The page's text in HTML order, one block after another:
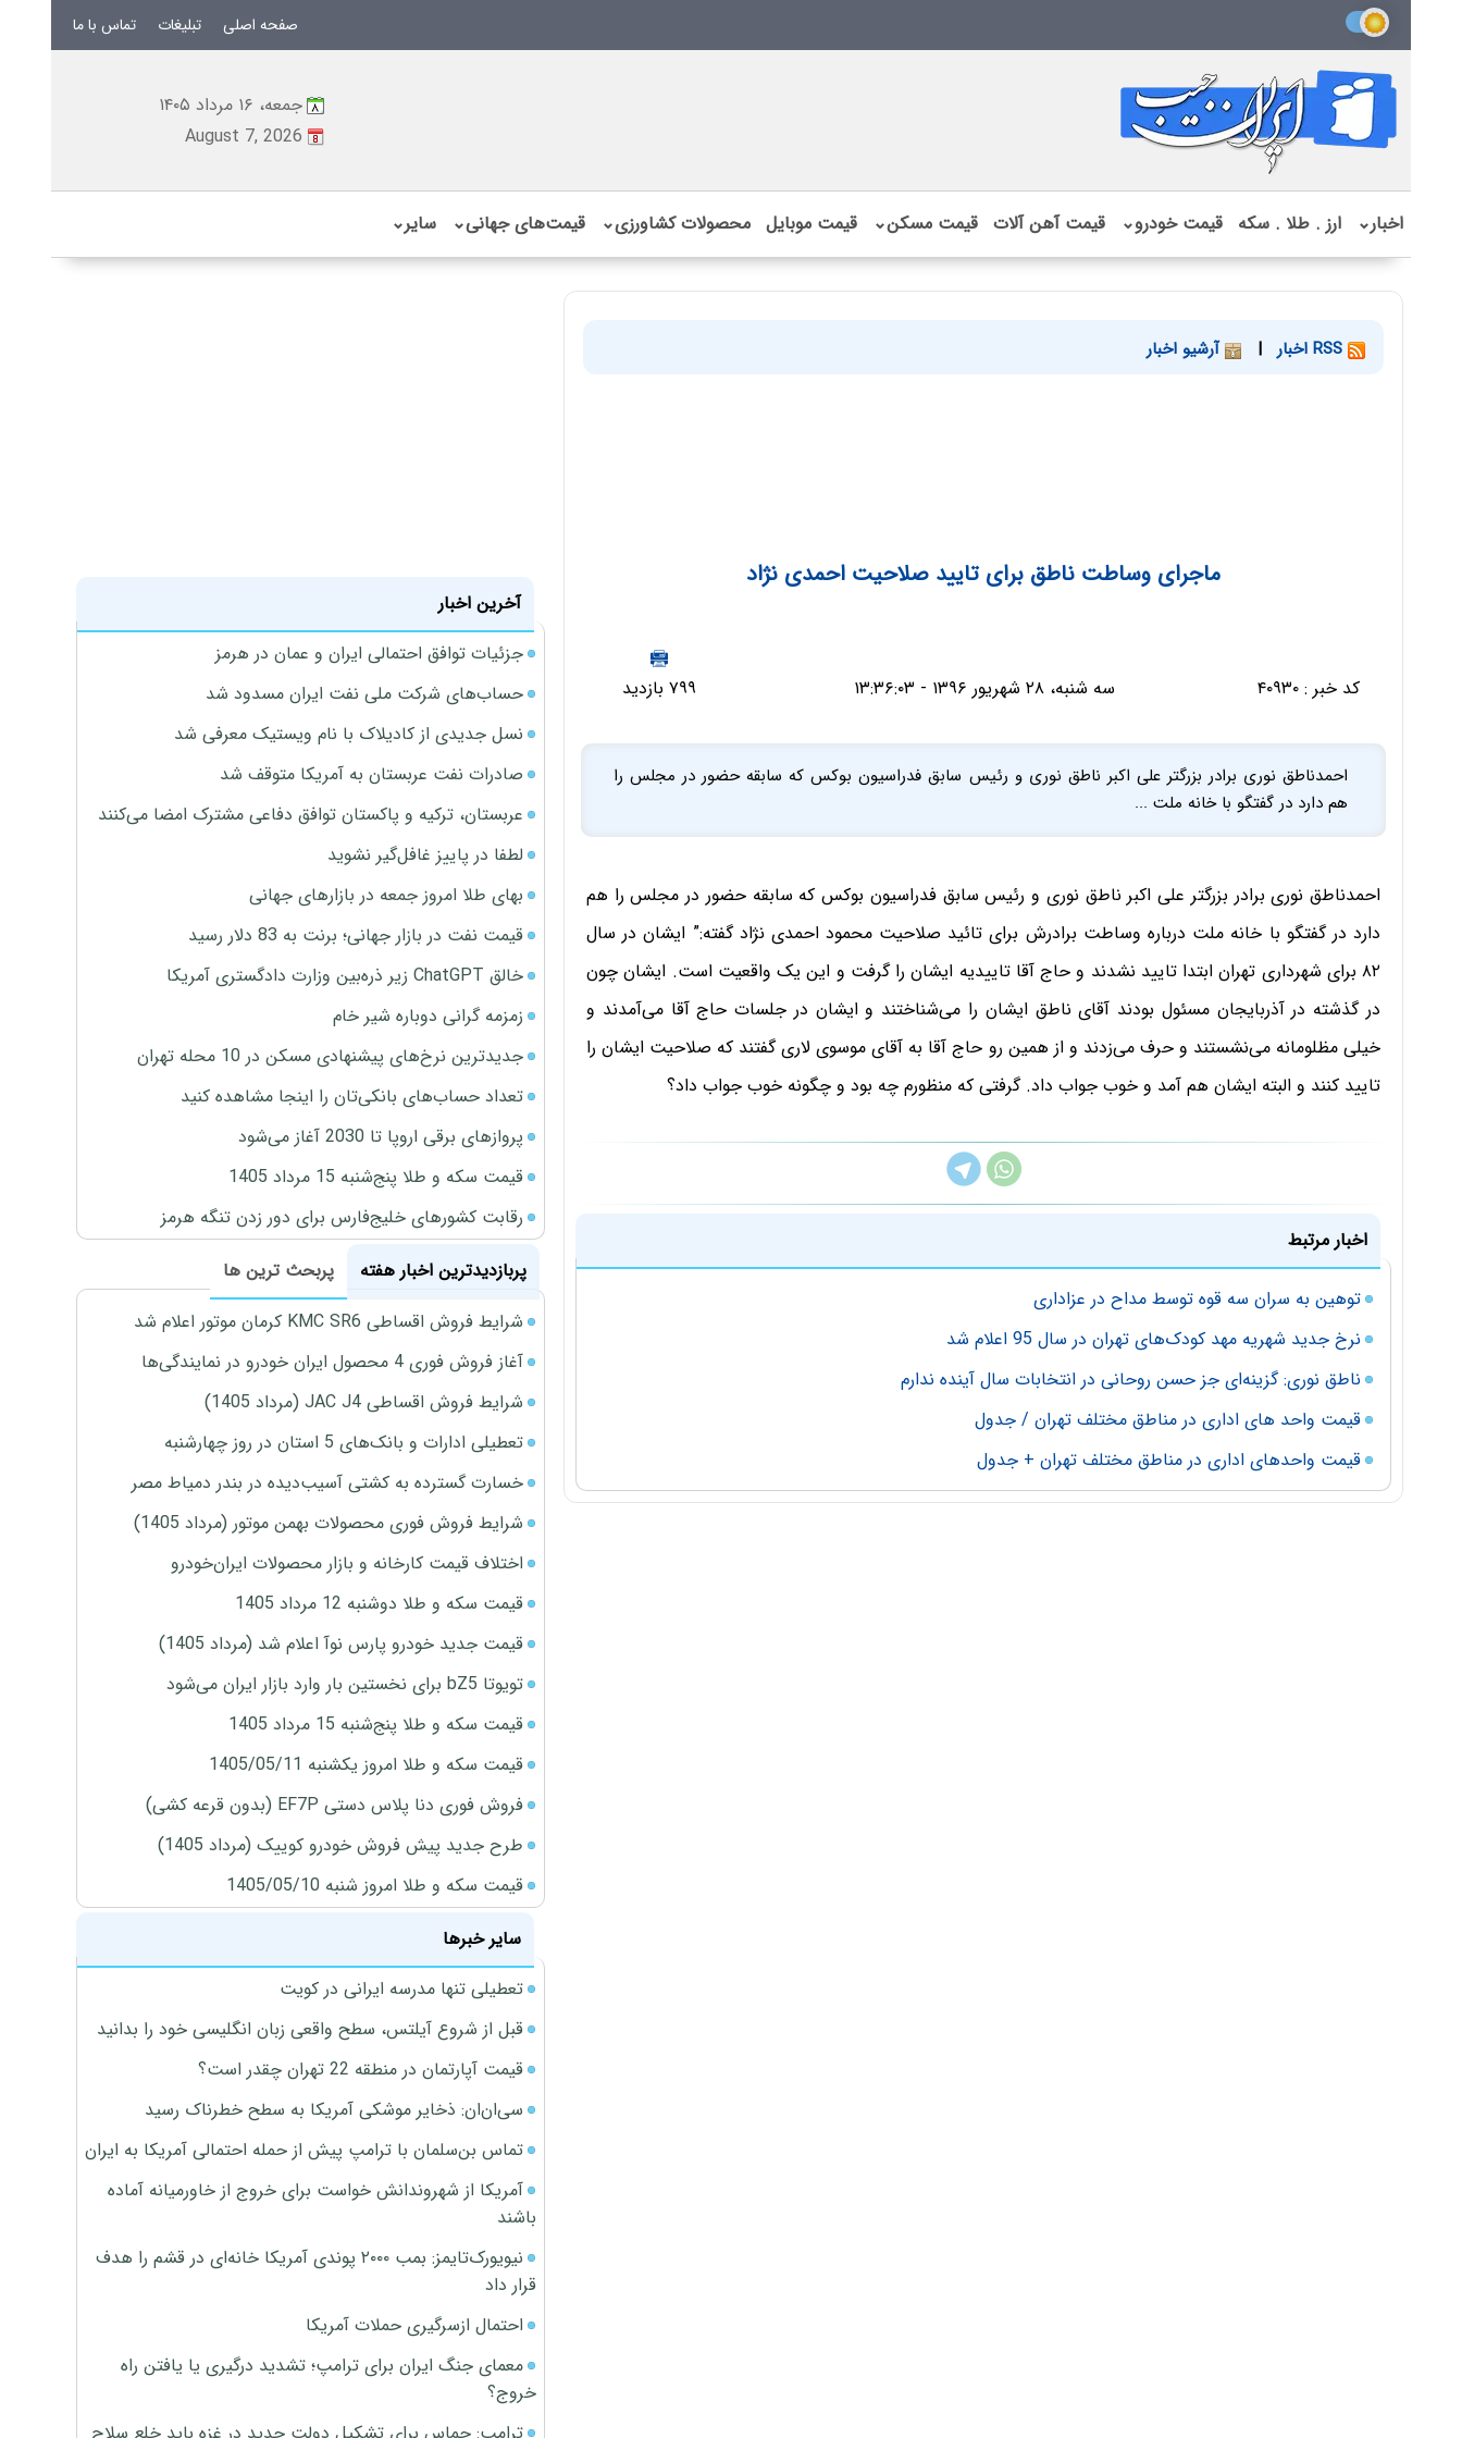
صفحه اصلی تبلیغات تماس با ما
جمعه، ۱۶ مرداد ۱۴۰۵
August 7, 2026
اخبار⌄ ارز . طلا . سکه قیمت خودرو⌄ قیمت آهن آلات قیمت مسکن⌄ قیمت موبایل محصولات کشاورزی⌄ قیمت‌های جهانی⌄ سایر⌄
| آرشیو اخبار
ماجرای وساطت ناطق برای تایید صلاحیت احمدی نژاد
کد خبر : ۴۰۹۳۰ سه شنبه، ۲۸ شهریور ۱۳۹۶ - ۱۳:۳۶:۰۳ ۷۹۹ بازدید
احمدناطق نوری برادر بزرگتر علی اکبر ناطق نوری و رئیس سابق فدراسیون بوکس که سابقه حضور در مجلس را
هم دارد در گفتگو با خانه ملت ...
احمدناطق نوری برادر بزرگتر علی اکبر ناطق نوری و رئیس سابق فدراسیون بوکس که سابقه حضور در مجلس را هم
دارد در گفتگو با خانه ملت درباره وساطت برادرش برای تائید صلاحیت محمود احمدی نژاد گفته:” ایشان در سال
۸۲ برای شهرداری تهران ابتدا تایید نشدند و حاج آقا تاییدیه ایشان را گرفت و این یک واقعیت است. ایشان چون
در گذشته در آذربایجان مسئول بودند آقای ناطق ایشان را می‌شناختند و ایشان در جلسات حاج آقا می‌آمدند و
خیلی مظلومانه می‌نشستند و حرف می‌زدند و از همین رو حاج آقا به آقای موسوی لاری گفتند که صلاحیت ایشان را
تایید کنند و البته ایشان هم آمد و خوب جواب داد. گرفتی که منظورم چه بود و چگونه خوب جواب داد؟
اخبار مرتبط
توهین به سران سه قوه توسط مداح در عزاداری
نرخ جدید شهریه مهد کودک‌های تهران در سال 95 اعلام شد
ناطق نوری: گزینه‌ای جز حسن روحانی در انتخابات سال آینده ندارم
قیمت واحد های اداری در مناطق مختلف تهران / جدول
قیمت واحدهای اداری در مناطق مختلف تهران + جدول
آخرین اخبار
جزئیات توافق احتمالی ایران و عمان در هرمز
حساب‌های شرکت ملی نفت ایران مسدود شد
نسل جدیدی از کادیلاک با نام ویستیک معرفی شد
صادرات نفت عربستان به آمریکا متوقف شد
عربستان، ترکیه و پاکستان توافق دفاعی مشترک امضا می‌کنند
لطفا در پاییز غافل‌گیر نشوید
بهای طلا امروز جمعه در بازارهای جهانی
قیمت نفت در بازار جهانی؛ برنت به 83 دلار رسید
خالق ChatGPT زیر ذره‌بین وزارت دادگستری آمریکا
زمزمه گرانی دوباره شیر خام
جدیدترین نرخ‌های پیشنهادی مسکن در 10 محله تهران
تعداد حساب‌های بانکی‌تان را اینجا مشاهده کنید
پروازهای برقی اروپا تا 2030 آغاز می‌شود
قیمت سکه و طلا پنج‌شنبه 15 مرداد 1405
رقابت کشورهای خلیج‌فارس برای دور زدن تنگه هرمز
پربازدیدترین اخبار هفته
پربحث ترین ها
شرایط فروش اقساطی KMC SR6 کرمان موتور اعلام شد
آغاز فروش فوری 4 محصول ایران خودرو در نمایندگی‌ها
شرایط فروش اقساطی JAC J4 (مرداد 1405)
تعطیلی ادارات و بانک‌های 5 استان در روز چهارشنبه
خسارت گسترده به کشتی آسیب‌دیده در بندر دمیاط مصر
شرایط فروش فوری محصولات بهمن موتور (مرداد 1405)
اختلاف قیمت کارخانه و بازار محصولات ایران‌خودرو
قیمت سکه و طلا دوشنبه 12 مرداد 1405
قیمت جدید خودرو پارس نوآ اعلام شد (مرداد 1405)
تویوتا bZ5 برای نخستین بار وارد بازار ایران می‌شود
قیمت سکه و طلا پنج‌شنبه 15 مرداد 1405
قیمت سکه و طلا امروز یکشنبه 1405/05/11
فروش فوری دنا پلاس دستی EF7P (بدون قرعه کشی)
طرح جدید پیش فروش خودرو کوییک (مرداد 1405)
قیمت سکه و طلا امروز شنبه 1405/05/10
سایر خبرها
تعطیلی تنها مدرسه ایرانی در کویت
قبل از شروع آیلتس، سطح واقعی زبان انگلیسی خود را بدانید
قیمت آپارتمان در منطقه 22 تهران چقدر است؟
سی‌ان‌ان: ذخایر موشکی آمریکا به سطح خطرناک رسید
تماس بن‌سلمان با ترامپ پیش از حمله احتمالی آمریکا به ایران
آمریکا از شهروندانش خواست برای خروج از خاورمیانه آماده
باشند
نیویورک‌تایمز: بمب ۲۰۰۰ پوندی آمریکا خانه‌ای در قشم را هدف
قرار داد
احتمال ازسرگیری حملات آمریکا
معمای جنگ ایران برای ترامپ؛ تشدید درگیری یا یافتن راه
خروج؟